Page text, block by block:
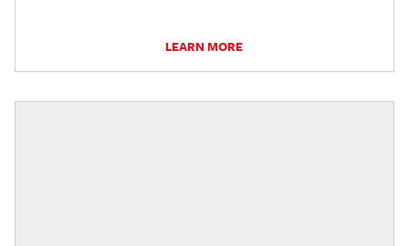
LEARN MORE